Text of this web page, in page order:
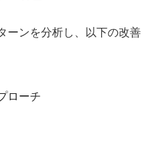
ーンを分析し、以下の改善
ローチ